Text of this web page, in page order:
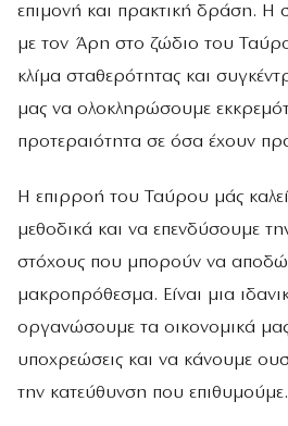
επιμονή και πρακτική δράση. Η
με τον Άρη στο ζώδιο του
κλίμα σταθερότητας και
μας να ολοκληρώσουμε
προτεραιότητα σε όσα έχουν
Η επιρροή του Ταύρου μάς
μεθοδικά και να επενδύσουμε
στόχους που μπορούν να
μακροπρόθεσμα. Είναι μια
οργανώσουμε τα οικονομικά
υποχρεώσεις και να κάνουμε
την κατεύθυνση που επιθυμούμε.